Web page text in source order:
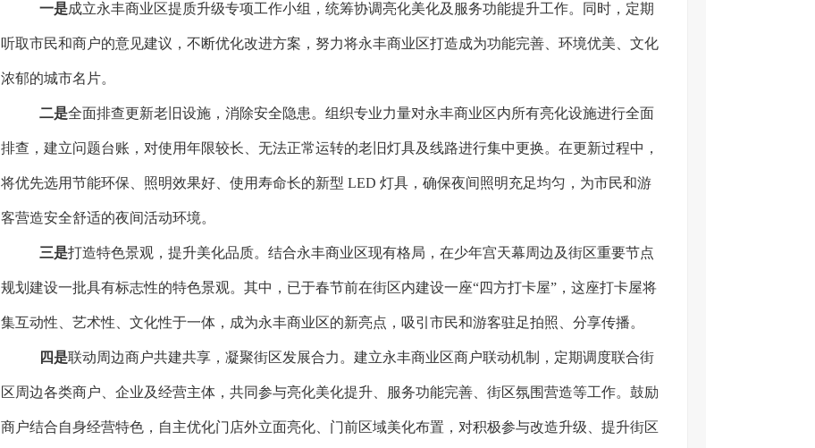
一是成立永丰商业区提质升级专项工作小组，统筹协调亮化美化及服务功能提升工作。同时，定期
听取市民和商户的意见建议，不断优化改进方案，努力将永丰商业区打造成为功能完善、环境优美、文化
浓郁的城市名片。
二是全面排查更新老旧设施，消除安全隐患。组织专业力量对永丰商业区内所有亮化设施进行全面
排查，建立问题台账，对使用年限较长、无法正常运转的老旧灯具及线路进行集中更换。在更新过程中，
将优先选用节能环保、照明效果好、使用寿命长的新型 LED 灯具，确保夜间照明充足均匀，为市民和游
客营造安全舒适的夜间活动环境。
三是打造特色景观，提升美化品质。结合永丰商业区现有格局，在少年宫天幕周边及街区重要节点
规划建设一批具有标志性的特色景观。其中，已于春节前在街区内建设一座“四方打卡屋”，这座打卡屋将
集互动性、艺术性、文化性于一体，成为永丰商业区的新亮点，吸引市民和游客驻足拍照、分享传播。
四是联动周边商户共建共享，凝聚街区发展合力。建立永丰商业区商户联动机制，定期调度联合街
区周边各类商户、企业及经营主体，共同参与亮化美化提升、服务功能完善、街区氛围营造等工作。鼓励
商户结合自身经营特色，自主优化门店外立面亮化、门前区域美化布置，对积极参与改造升级、提升街区